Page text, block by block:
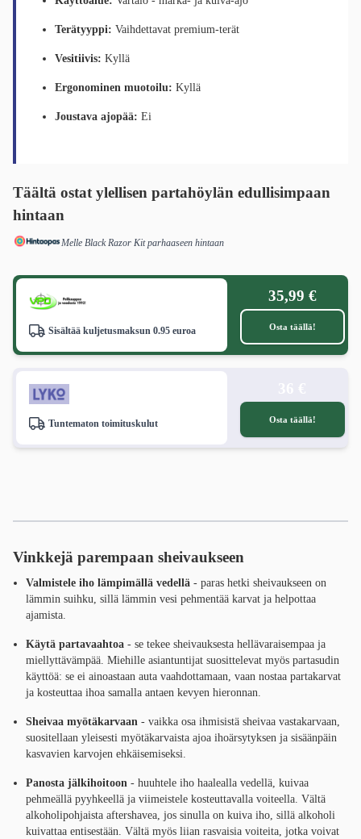
Terätyyppi: Vaihdettavat premium-terät
Vesitiivis: Kyllä
Ergonominen muotoilu: Kyllä
Joustava ajopää: Ei
Täältä ostat ylellisen partahöylän edullisimpaan
hintaan
Melle Black Razor Kit parhaaseen hintaan
Sisältää kuljetusmaksun 0.95 euroa
35,99 €
Osta täällä!
Tuntematon toimituskulut Osta täällä!
Vinkkejä parempaan sheivaukseen
Valmistele iho lämpimällä vedellä - paras hetki sheivaukseen on
lämmin suihku, sillä lämmin vesi pehmentää karvat ja helpottaa
ajamista.
Käytä partavaahtoa - se tekee sheivauksesta hellävaraisempaa ja
miellyttävämpää. Miehille asiantuntijat suosittelevat myös partasudin
käyttöä: se ei ainoastaan auta vaahdottamaan, vaan nostaa partakarvat
ja kosteuttaa ihoa samalla antaen kevyen hieronnan.
Sheivaa myötäkarvaan - vaikka osa ihmisistä sheivaa vastakarvaan,
suositellaan yleisesti myötäkarvaista ajoa ihoärsytyksen ja sisäänpäin
kasvavien karvojen ehkäisemiseksi.
Panosta jälkihoitoon - huuhtele iho haalealla vedellä, kuivaa
pehmeällä pyyhkeellä ja viimeistele kosteuttavalla voiteella. Vältä
alkoholipohjaista aftershavea, jos sinulla on kuiva iho, sillä alkoholi
kuivattaa entisestään. Vältä myös liian rasvaisia voiteita, jotka voivat